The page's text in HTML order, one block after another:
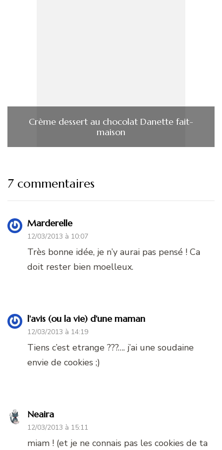
Crème dessert au chocolat Danette fait-
maison
7 commentaires
Marderelle
12/03/2013 à 10:07
Très bonne idée, je n’y aurai pas pensé ! Ca
doit rester bien moelleux.
l'avis (ou la vie) d'une maman
12/03/2013 à 14:19
Tiens c’est etrange ???…. j’ai une soudaine
envie de cookies ;)
Neaira
12/03/2013 à 15:11
miam ! (et je ne connais pas les cookies de ta